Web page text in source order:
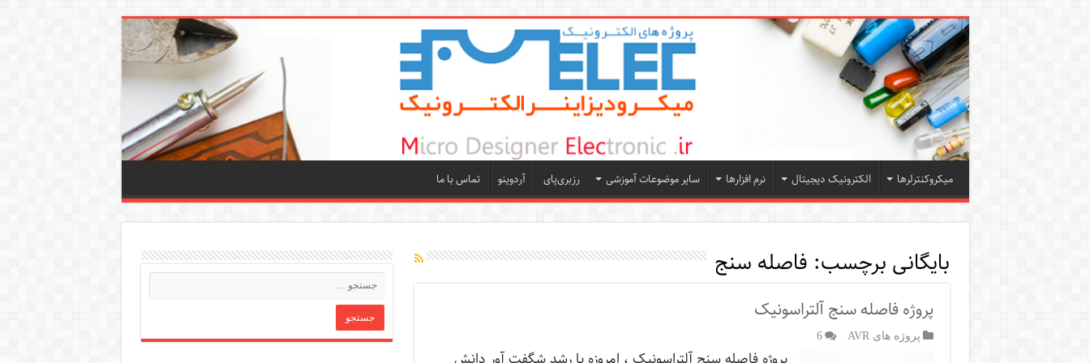
میکروکنترلرها الکترونیک دیجیتال نرم افزارها سایر موضوعات آموزشی رزبری‌پای آردوینو تماس با ما
بایگانی برچسب: فاصله سنج
پروژه فاصله سنج آلتراسونیک
پروژه های AVR 6